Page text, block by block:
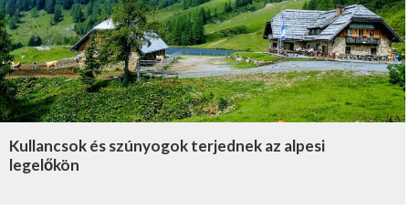
Kullancsok és szúnyogok terjednek az alpesi
legelőkön